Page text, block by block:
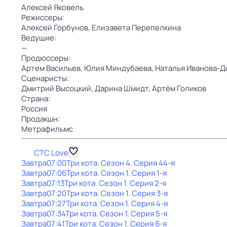
Алексей Яковель
Режиссеры:
Алексей Горбунов, Елизавета Перепелкина
Ведущие:
—
Продюссеры:
Артем Васильев, Юлия Миндубаева, Наталья Иванова-
Сценаристы:
Дмитрий Высоцкий,Дарина Шмидт,Артём Голиков
Страна:
Россия
Продакшн:
Метрафильмс
СТС Love
Завтра07:00Три кота. Сезон 4. Серия 44-я
Завтра07:06Три кота. Сезон 1. Серия 1-я
Завтра07:13Три кота. Сезон 1. Серия 2-я
Завтра07:20Три кота. Сезон 1. Серия 3-я
Завтра07:27Три кота. Сезон 1. Серия 4-я
Завтра07:34Три кота. Сезон 1. Серия 5-я
Завтра07:41Три кота. Сезон 1. Серия 6-я